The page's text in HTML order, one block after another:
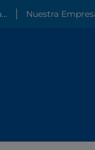
Nuestra